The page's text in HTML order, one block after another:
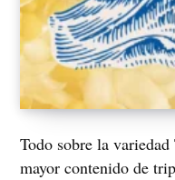
Todo sobre la
mayor contenido de